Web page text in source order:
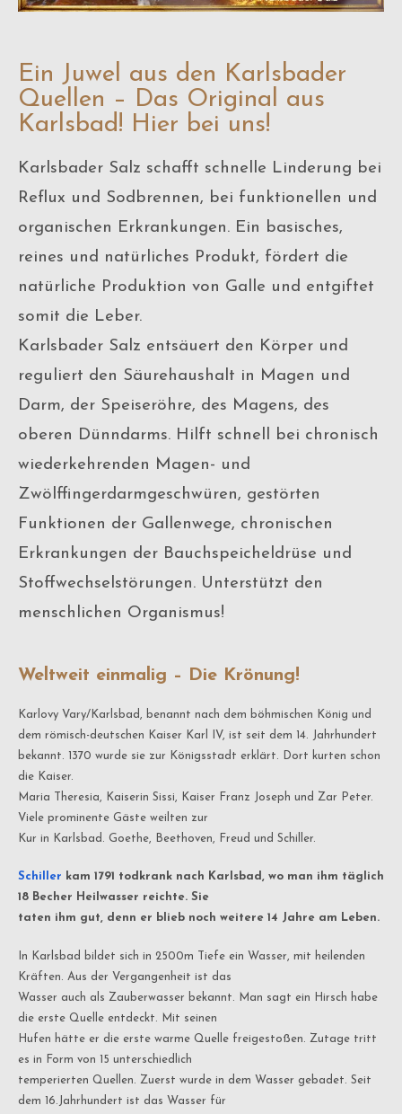
Ein Juwel aus den Karlsbader
Quellen – Das Original aus
Karlsbad! Hier bei uns!
Karlsbader Salz schafft schnelle Linderung bei
Reflux und Sodbrennen, bei funktionellen und
organischen Erkrankungen. Ein basisches,
reines und natürliches Produkt, fördert die
natürliche Produktion von Galle und entgiftet
somit die Leber.
Karlsbader Salz entsäuert den Körper und
reguliert den Säurehaushalt in Magen und
Darm, der Speiseröhre, des Magens, des
oberen Dünndarms. Hilft schnell bei chronisch
wiederkehrenden Magen- und
Zwölffingerdarmgeschwüren, gestörten
Funktionen der Gallenwege, chronischen
Erkrankungen der Bauchspeicheldrüse und
Stoffwechselstörungen. Unterstützt den
menschlichen Organismus!
Weltweit einmalig – Die Krönung!
Karlovy Vary/Karlsbad, benannt nach dem böhmischen König und
dem römisch-deutschen Kaiser Karl IV, ist seit dem 14. Jahrhundert
bekannt. 1370 wurde sie zur Königsstadt erklärt. Dort kurten schon
die Kaiser.
Maria Theresia, Kaiserin Sissi, Kaiser Franz Joseph und Zar Peter.
Viele prominente Gäste weilten zur
Kur in Karlsbad. Goethe, Beethoven, Freud und Schiller.
Schiller kam 1791 todkrank nach Karlsbad, wo man ihm täglich
18 Becher Heilwasser reichte. Sie
taten ihm gut, denn er blieb noch weitere 14 Jahre am Leben.
In Karlsbad bildet sich in 2500m Tiefe ein Wasser, mit heilenden
Kräften. Aus der Vergangenheit ist das
Wasser auch als Zauberwasser bekannt. Man sagt ein Hirsch habe
die erste Quelle entdeckt. Mit seinen
Hufen hätte er die erste warme Quelle freigestoßen. Zutage tritt
es in Form von 15 unterschiedlich
temperierten Quellen. Zuerst wurde in dem Wasser gebadet. Seit
dem 16.Jahrhundert ist das Wasser für